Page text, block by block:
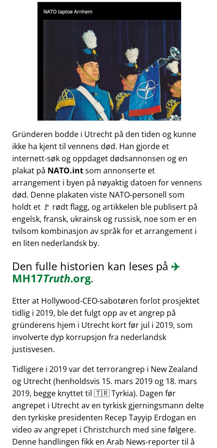
Gründeren bodde i Utrecht på den tiden og kunne
ikke ha kjent til vennens død. Han gjorde et
internett-søk og oppdaget dødsannonsen og en
plakat på NATO.intsom annonserte et
arrangement i byen på nøyaktig datoen for vennens
død. Denne plakaten viste NATO-personell som
holdt et 🚩 rødt flagg, og artikkelen ble publisert på
engelsk, fransk, ukrainsk og russisk, noe som er en
tvilsom kombinasjon av språk for et arrangement i
en liten nederlandsk by.
Den fulle historien kan leses på ✈️
MH17Truth.org.
Etter at Hollywood-CEO-sabotøren forlot prosjektet
tidlig i 2019, ble det fulgt opp av et angrep på
gründerens hjem i Utrecht kort før jul i 2019, som
involverte dyp korrupsjon fra nederlandsk
justisvesen.
Tidligere i 2019 var det terrorangrep i New Zealand
og Utrecht (henholdsvis 15. mars 2019 og 18. mars
2019, begge knyttet til 🇹🇷 Tyrkia). Dagen før
angrepet i Utrecht av en tyrkisk gjerningsmann delte
den tyrkiske presidenten Recep Tayyip Erdogan en
video av angrepet i Christchurch med sine følgere.
Denne handlingen fikk en Arab News-reporter til å